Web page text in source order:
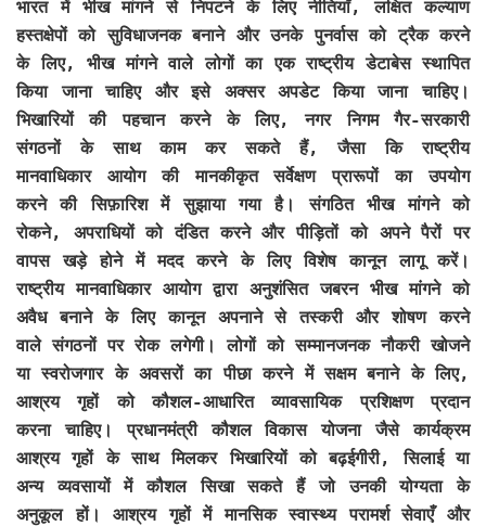
भारत में भीख मांगने से निपटने के लिए नीतियाँ, लक्षित कल्याण
हस्तक्षेपों को सुविधाजनक बनाने और उनके पुनर्वास को ट्रैक करने
के लिए, भीख मांगने वाले लोगों का एक राष्ट्रीय डेटाबेस स्थापित
किया जाना चाहिए और इसे अक्सर अपडेट किया जाना चाहिए।
भिखारियों की पहचान करने के लिए, नगर निगम गैर-सरकारी
संगठनों के साथ काम कर सकते हैं, जैसा कि राष्ट्रीय
मानवाधिकार आयोग की मानकीकृत सर्वेक्षण प्रारूपों का उपयोग
करने की सिफ़ारिश में सुझाया गया है। संगठित भीख मांगने को
रोकने, अपराधियों को दंडित करने और पीड़ितों को अपने पैरों पर
वापस खड़े होने में मदद करने के लिए विशेष कानून लागू करें।
राष्ट्रीय मानवाधिकार आयोग द्वारा अनुशंसित जबरन भीख मांगने को
अवैध बनाने के लिए कानून अपनाने से तस्करी और शोषण करने
वाले संगठनों पर रोक लगेगी। लोगों को सम्मानजनक नौकरी खोजने
या स्वरोजगार के अवसरों का पीछा करने में सक्षम बनाने के लिए,
आश्रय गृहों को कौशल-आधारित व्यावसायिक प्रशिक्षण प्रदान
करना चाहिए। प्रधानमंत्री कौशल विकास योजना जैसे कार्यक्रम
आश्रय गृहों के साथ मिलकर भिखारियों को बढ़ईगीरी, सिलाई या
अन्य व्यवसायों में कौशल सिखा सकते हैं जो उनकी योग्यता के
अनुकूल हों। आश्रय गृहों में मानसिक स्वास्थ्य परामर्श सेवाएँ और